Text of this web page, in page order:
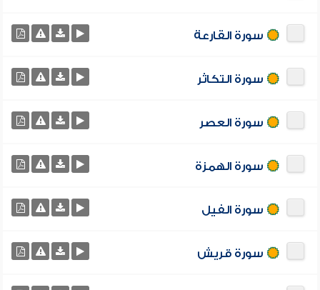
سورة القارعة
سورة التكاثر
سورة العصر
سورة الهمزة
سورة الفيل
سورة قريش